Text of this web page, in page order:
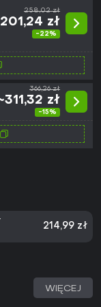
258,02 zł
zł
-22%
366,26 zł
zł
-15%
214,99 zł
WIĘCEJ